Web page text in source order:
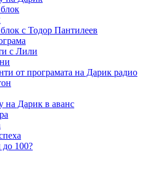
с Тодор Пантилеев
с Лили
от програмата на Дарик радио
на Дарик в аванс
100?